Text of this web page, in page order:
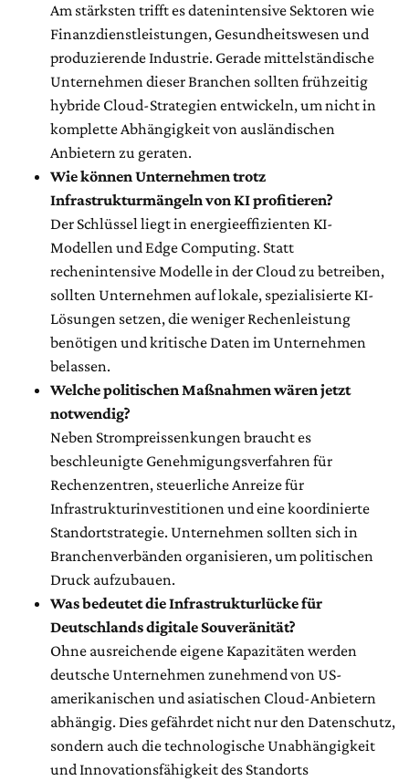
Am stärksten trifft es datenintensive Sektoren wie
Finanzdienstleistungen, Gesundheitswesen und
produzierende Industrie. Gerade mittelständische
Unternehmen dieser Branchen sollten frühzeitig
hybride Cloud-Strategien entwickeln, um nicht in
komplette Abhängigkeit von ausländischen
Anbietern zu geraten.
Wie können Unternehmen trotz
Infrastrukturmängeln von KI profitieren?
Der Schlüssel liegt in energieeffizienten KI-
Modellen und Edge Computing. Statt
rechenintensive Modelle in der Cloud zu betreiben,
sollten Unternehmen auf lokale, spezialisierte KI-
Lösungen setzen, die weniger Rechenleistung
benötigen und kritische Daten im Unternehmen
belassen.
Welche politischen Maßnahmen wären jetzt
notwendig?
Neben Strompreissenkungen braucht es
beschleunigte Genehmigungsverfahren für
Rechenzentren, steuerliche Anreize für
Infrastrukturinvestitionen und eine koordinierte
Standortstrategie. Unternehmen sollten sich in
Branchenverbänden organisieren, um politischen
Druck aufzubauen.
Was bedeutet die Infrastrukturlücke für
Deutschlands digitale Souveränität?
Ohne ausreichende eigene Kapazitäten werden
deutsche Unternehmen zunehmend von US-
amerikanischen und asiatischen Cloud-Anbietern
abhängig. Dies gefährdet nicht nur den Datenschutz,
sondern auch die technologische Unabhängigkeit
und Innovationsfähigkeit des Standorts